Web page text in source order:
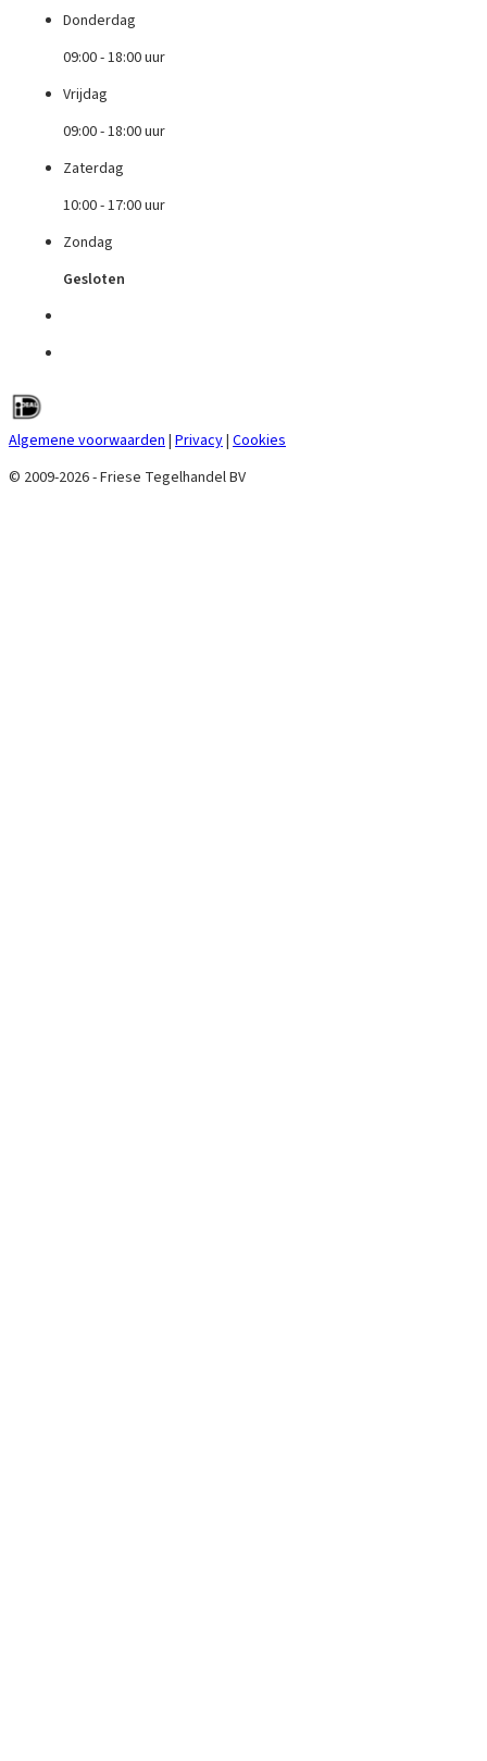
Donderdag
09:00 - 18:00 uur
Vrijdag
09:00 - 18:00 uur
Zaterdag
10:00 - 17:00 uur
Zondag
Gesloten
Algemene voorwaarden| Privacy| Cookies
© 2009-2026 - Friese Tegelhandel BV